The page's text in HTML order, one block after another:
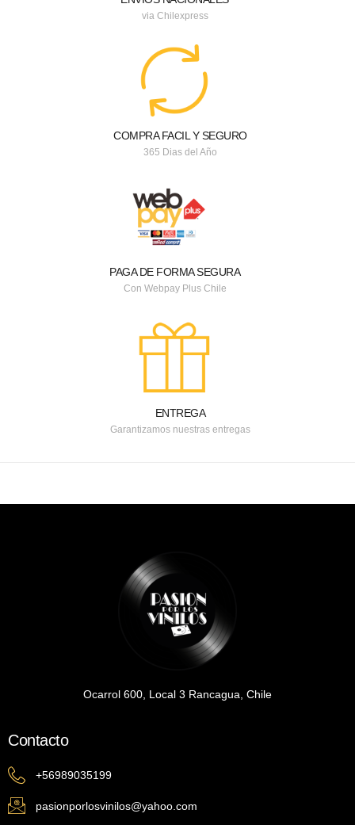
via Chilexpress
COMPRA FACIL Y SEGURO
365 Dias del Año
PAGA DE FORMA SEGURA
Con Webpay Plus Chile
ENTREGA
Garantizamos nuestras entregas
Ocarrol 600, Local 3 Rancagua, Chile
Contacto
+56989035199
pasionporlosvinilos@yahoo.com